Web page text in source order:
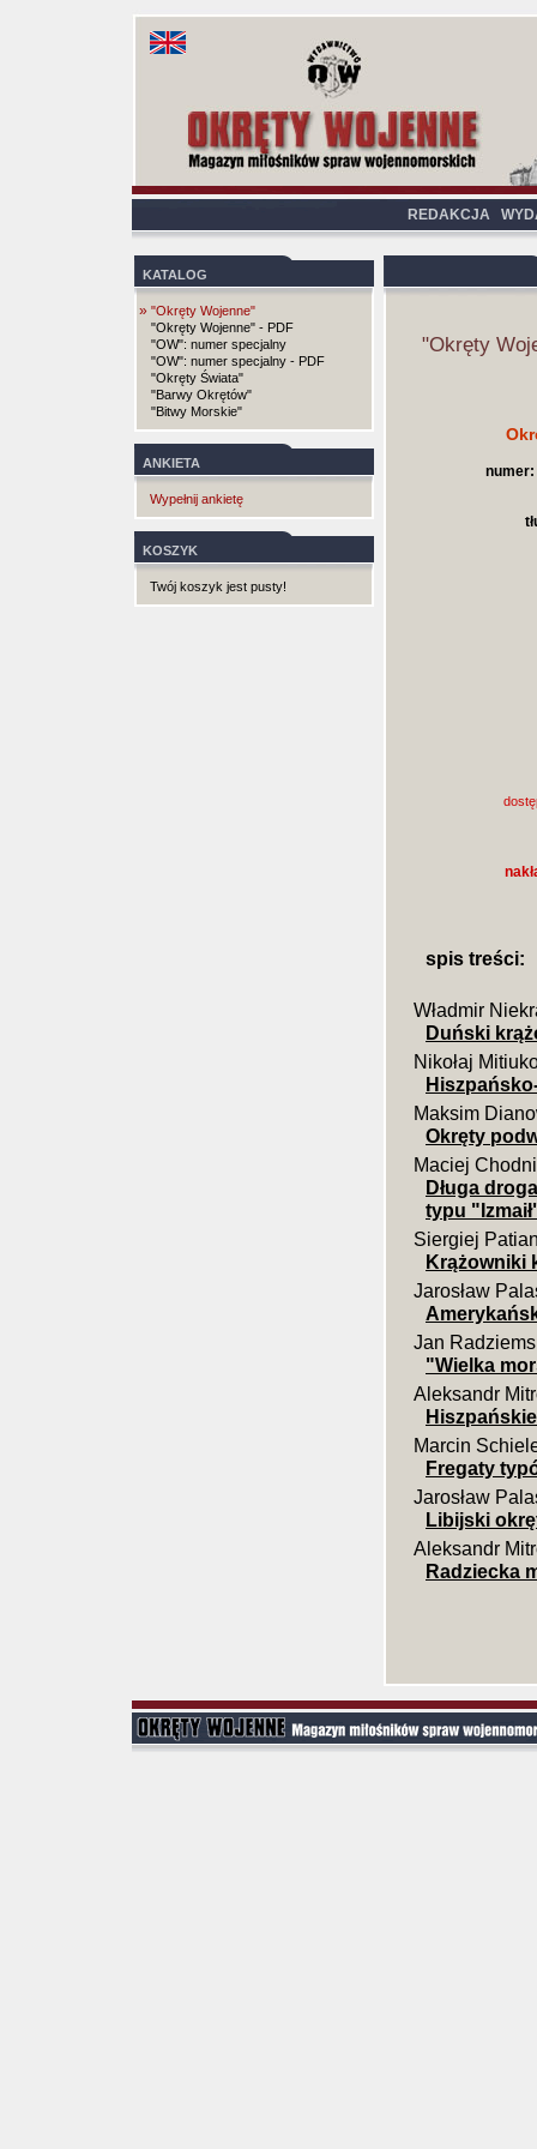
REDAKCJA
KATALOG
» "Okręty Wojenne"
"Okręty Wojenne" - PDF
"OW": numer specjalny
"OW": numer specjalny - PDF
"Okręty Świata"
"Barwy Okrętów"
"Bitwy Morskie"
ANKIETA
Wypełnij ankietę
KOSZYK
Twój koszyk jest pusty!
"Okręty
numer:
spis treści:
Władmir
Duński
Nikołaj
Maksim
Okręty
Maciej
Długa
typu
Siergiej
Krążowniki
Jarosław
Jan
"Wielka
Aleksandr
Marcin
Fregaty
Jarosław
Libijski
Aleksandr
Radziecka